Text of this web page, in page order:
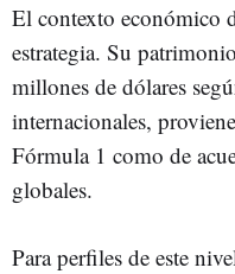
El contexto económico
estrategia. Su
millones de dólares
internacionales,
Fórmula 1 como de
globales.
Para perfiles de este